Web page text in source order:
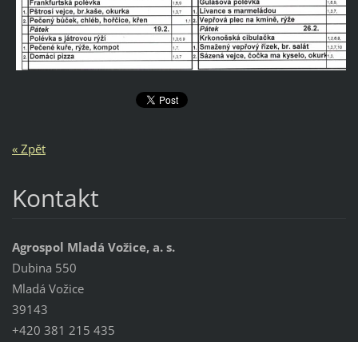
« Zpět
Kontakt
Agrospol Mladá Vožice, a. s.
Dubina 550
Mladá Vožice
39143
+420 381 215 435